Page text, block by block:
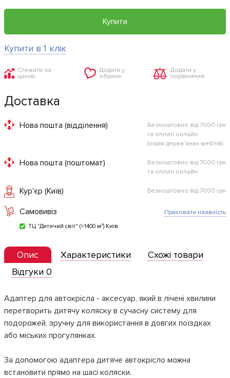
Купити
Купити в 1 клік
Стежити за
ціною
Додати у
обране
Додати у
порівняння
Доставка
Нова пошта (відділення)
Безкоштовно від 7000 грн
та оплаті онлайн
(окрім дерев'яних меблів)
Нова пошта (поштомат)
Безкоштовно від 7000 грн
та оплаті онлайн
Кур'єр (Київ) Безкоштовно від 7000 грн
Самовивіз
ТЦ "Дитячий світ" (>1400 м²) Київ
Приховати наявність
Опис Характеристики
Схожі товари
Відгуки 0
Адаптер для автокрісла - аксесуар, який в лічені хвилини
перетворить дитячу коляску в сучасну систему для
подорожей, зручну для використання в довгих поїздках
або міських прогулянках.
За допомогою адаптера дитяче автокрісло можна
встановити прямо на шасі коляски.